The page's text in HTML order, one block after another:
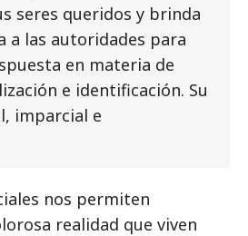
seres queridos y brinda
a las autoridades para
en materia de
e identificación. Su
imparcial e
nos permiten
realidad que viven